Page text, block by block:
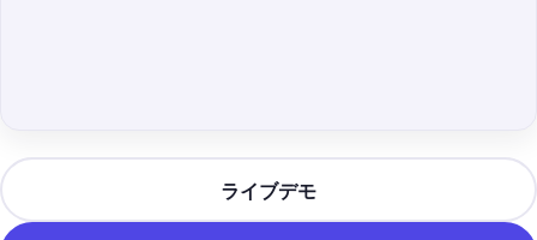
ライブデモ